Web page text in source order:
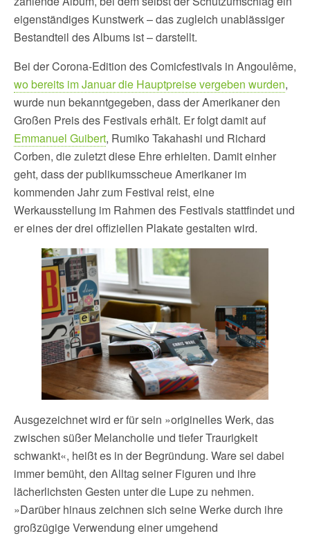
eigenständiges Kunstwerk – das zugleich unablässiger
Bestandteil des Albums ist – darstellt.
Bei der Corona-Edition des Comicfestivals in Angoulême,
wo bereits im Januar die Hauptpreise vergeben wurden,
wurde nun bekanntgegeben, dass der Amerikaner den
Großen Preis des Festivals erhält. Er folgt damit auf
Emmanuel Guibert, Rumiko Takahashi und Richard
Corben, die zuletzt diese Ehre erhielten. Damit einher
geht, dass der publikumsscheue Amerikaner im
kommenden Jahr zum Festival reist, eine
Werkausstellung im Rahmen des Festivals stattfindet und
er eines der drei offiziellen Plakate gestalten wird.
Ausgezeichnet wird er für sein »originelles Werk, das
zwischen süßer Melancholie und tiefer Traurigkeit
schwankt«, heißt es in der Begründung. Ware sei dabei
immer bemüht, den Alltag seiner Figuren und ihre
lächerlichsten Gesten unter die Lupe zu nehmen.
»Darüber hinaus zeichnen sich seine Werke durch ihre
großzügige Verwendung einer umgehend